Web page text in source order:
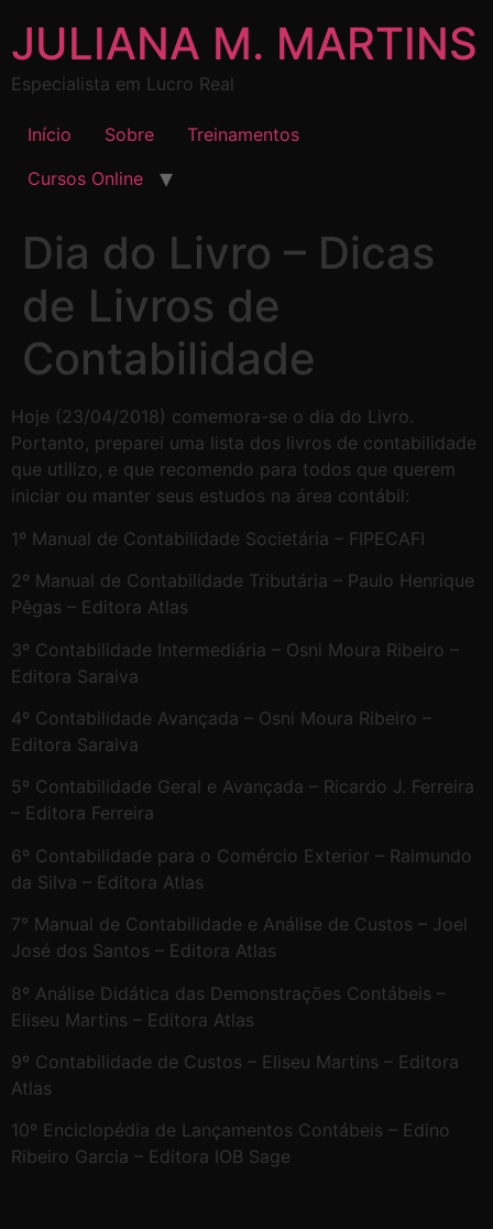
JULIANA M. MARTINS
Especialista em Lucro Real
Início Sobre
Treinamentos
Cursos Online
Dia do Livro – Dicas
de Livros de
Contabilidade
Hoje (23/04/2018) comemora-se o dia do Livro.
Portanto, preparei uma lista dos livros de contabilidade
que utilizo, e que recomendo para todos que querem
iniciar ou manter seus estudos na área contábil:
1º Manual de Contabilidade Societária – FIPECAFI
2º Manual de Contabilidade Tributária – Paulo Henrique
Pêgas – Editora Atlas
3º Contabilidade Intermediária – Osni Moura Ribeiro –
Editora Saraiva
4º Contabilidade Avançada – Osni Moura Ribeiro –
Editora Saraiva
5º Contabilidade Geral e Avançada – Ricardo J. Ferreira
– Editora Ferreira
6º Contabilidade para o Comércio Exterior – Raimundo
da Silva – Editora Atlas
7° Manual de Contabilidade e Análise de Custos – Joel
José dos Santos – Editora Atlas
8º Análise Didática das Demonstrações Contábeis –
Eliseu Martins – Editora Atlas
9º Contabilidade de Custos – Eliseu Martins – Editora
Atlas
10º Enciclopédia de Lançamentos Contábeis – Edino
Ribeiro Garcia – Editora IOB Sage